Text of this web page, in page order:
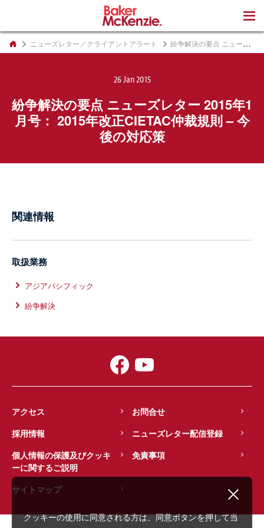
ニューズレター／クライアントアラート 紛争解決の要点 ニューズレター 2015年1月号： 2015年改正CIETAC仲裁規則 – 今後の対応策
26 Jan 2015
紛争解決の要点 ニューズレター 2015年1
月号： 2015年改正CIETAC仲裁規則 – 今
後の対応策
関連情報
取扱業務
アジアパシフィック
紛争解決
アクセス
お問合せ
採用情報
ニューズレター配信登録
個人情報の保護及びクッキ
ーに関するご説明
免責事項
サイトマップ
クッキーの使用に同意される方は、同意ボタンを押して当